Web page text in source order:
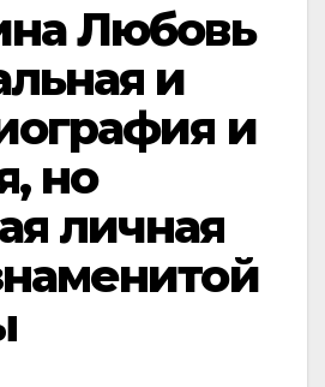
Любовь
и
и
но
личная